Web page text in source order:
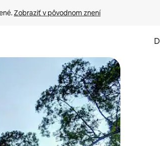
Zobraziť v pôvodnom znení